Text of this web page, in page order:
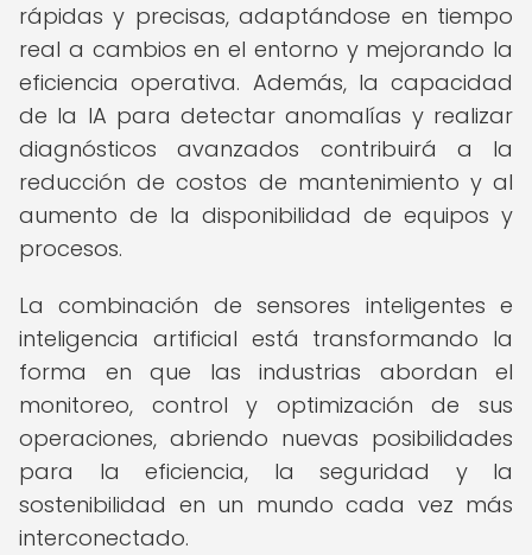
rápidas y precisas, adaptándose en tiempo
real a cambios en el entorno y mejorando la
eficiencia operativa. Además, la capacidad
de la IA para detectar anomalías y realizar
diagnósticos avanzados contribuirá a la
reducción de costos de mantenimiento y al
aumento de la disponibilidad de equipos y
procesos.
La combinación de sensores inteligentes e
inteligencia artificial está transformando la
forma en que las industrias abordan el
monitoreo, control y optimización de sus
operaciones, abriendo nuevas posibilidades
para la eficiencia, la seguridad y la
sostenibilidad en un mundo cada vez más
interconectado.